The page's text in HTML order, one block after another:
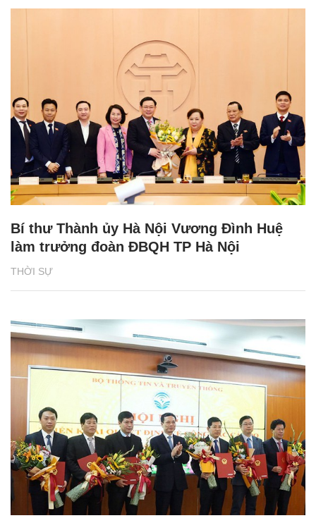
THỜI SỰ
Bí thư Thành ủy Hà Nội Vương Đình Huệ
làm trưởng đoàn ĐBQH TP Hà Nội